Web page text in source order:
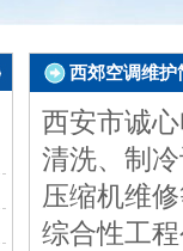
西郊空调维护
西安市诚
清洗、制
压缩机维
综合性工